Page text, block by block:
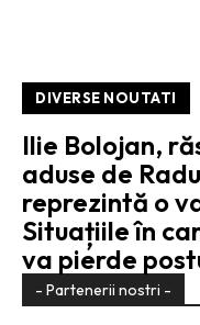
DIVERSE NOUTATI
Ilie Bolojan,
aduse de
reprezintă o
Situațiile în
va pierde
- Partenerii nostri -